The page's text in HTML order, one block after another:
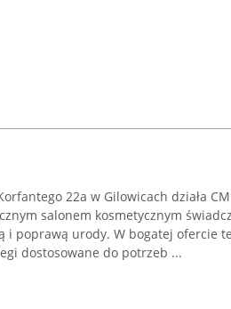
22a w Gilowicach działa
salonem kosmetycznym
i poprawą urody. W bogatej ofercie
dostosowane do potrzeb ...